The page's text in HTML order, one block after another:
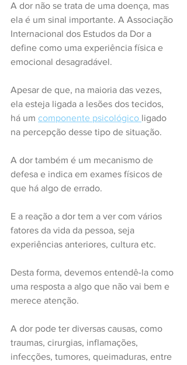
A dor não se trata de uma doença, mas
ela é um sinal importante. A Associação
Internacional dos Estudos da Dor a
define como uma experiência física e
emocional desagradável.
Apesar de que, na maioria das vezes,
ela esteja ligada a lesões dos tecidos,
há um componente psicológico ligado
na percepção desse tipo de situação.
A dor também é um mecanismo de
defesa e indica em exames físicos de
que há algo de errado.
E a reação a dor tem a ver com vários
fatores da vida da pessoa, seja
experiências anteriores, cultura etc.
Desta forma, devemos entendê-la como
uma resposta a algo que não vai bem e
merece atenção.
A dor pode ter diversas causas, como
traumas, cirurgias, inflamações,
infecções, tumores, queimaduras, entre